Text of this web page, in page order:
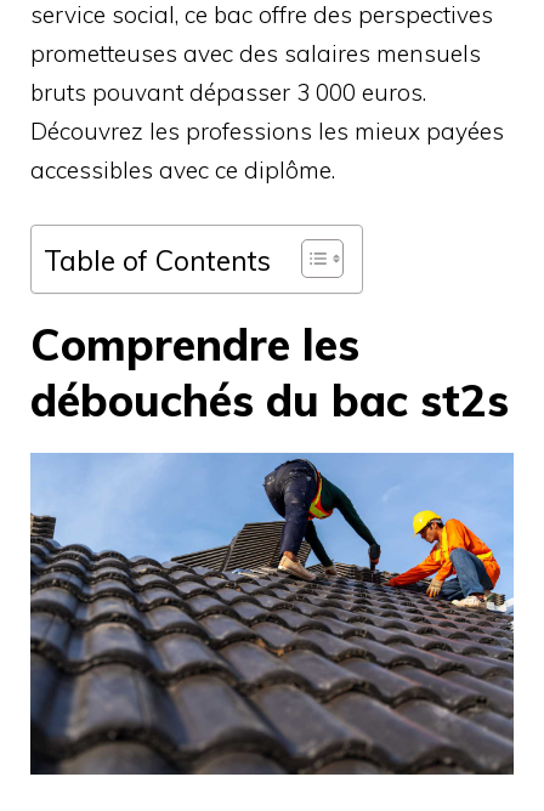
service social, ce bac offre des perspectives
prometteuses avec des salaires mensuels
bruts pouvant dépasser 3 000 euros.
Découvrez les professions les mieux payées
accessibles avec ce diplôme.
Table of Contents
Comprendre les
débouchés du bac st2s